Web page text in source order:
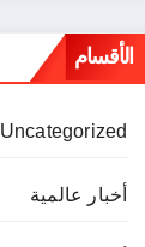
الأقسام
Uncategorized
أخبار عالمية